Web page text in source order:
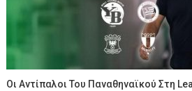
Οι Αντίπαλοι Του Παναθηναϊκού Στη